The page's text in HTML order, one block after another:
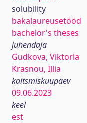
solubility
bakalaureusetööd
bachelor's theses
juhendaja
Gudkova, Viktoria
Krasnou, Illia
kaitsmiskuupäev
09.06.2023
keel
est